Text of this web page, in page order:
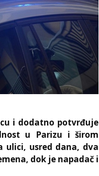
i dodatno potvrđuje
u Parizu i širom
ulici, usred dana, dva
dok je napadač i